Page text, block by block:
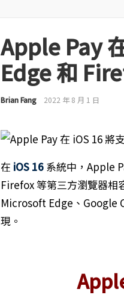
Apple Pay
Edge 和
Brian Fang 2022 年 8 月 1 日
在 iOS 16系統中，Apple
Firefox 等第三方瀏覽器相
Microsoft Edge、Google
現。